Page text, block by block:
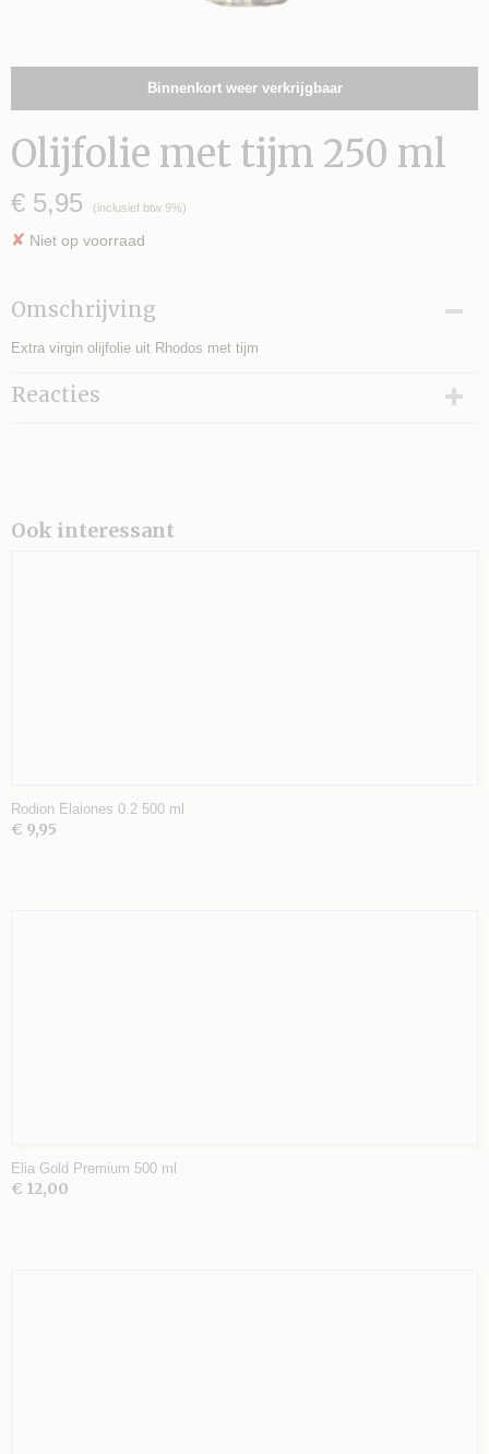
Binnenkort weer verkrijgbaar
Olijfolie met tijm 250 ml
€ 5,95 (inclusief btw 9%)
✘ Niet op voorraad
Omschrijving
Extra virgin olijfolie uit Rhodos met tijm
Reacties
Ook interessant
Rodion Elaiones 0.2 500 ml
€ 9,95
Elia Gold Premium 500 ml
€ 12,00